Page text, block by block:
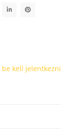
be kell jelentkezni